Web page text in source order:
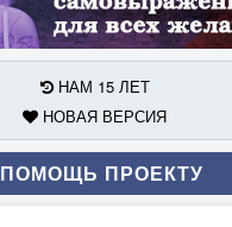
НАМ 15 ЛЕТ
НОВАЯ ВЕРСИЯ
ПОМОЩЬ ПРОЕКТУ